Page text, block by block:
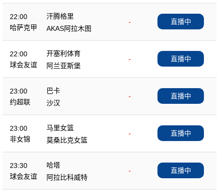
22:00
哈萨克甲
汗腾格里
-
AKAS阿拉木图
直播中
22:00
球会友谊
开塞利体育
-
阿兰亚斯堡
直播中
23:00
约超联
巴卡
-
沙汉
直播中
23:00
非女锦
马里女篮
-
莫桑比克女篮
直播中
23:30
球会友谊
哈塔
-
阿拉比科威特
直播中